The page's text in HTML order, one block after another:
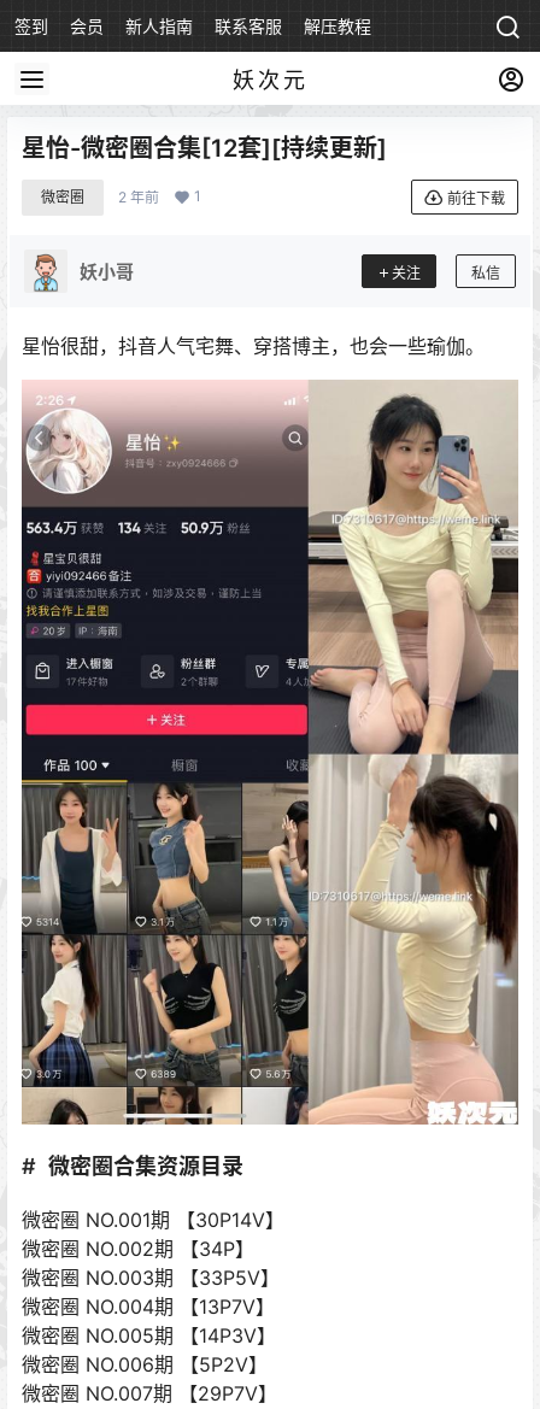
签到 会员 新人指南 联系客服 解压教程
妖次元
星怡-微密圈合集[12套][持续更新]
微密圈 2 年前 1 前往下载
妖小哥 关注 私信
星怡很甜，抖音人气宅舞、穿搭博主，也会一些瑜伽。
微密圈合集资源目录
微密圈 NO.001期 【30P14V】
微密圈 NO.002期 【34P】
微密圈 NO.003期 【33P5V】
微密圈 NO.004期 【13P7V】
微密圈 NO.005期 【14P3V】
微密圈 NO.006期 【5P2V】
微密圈 NO.007期 【29P7V】